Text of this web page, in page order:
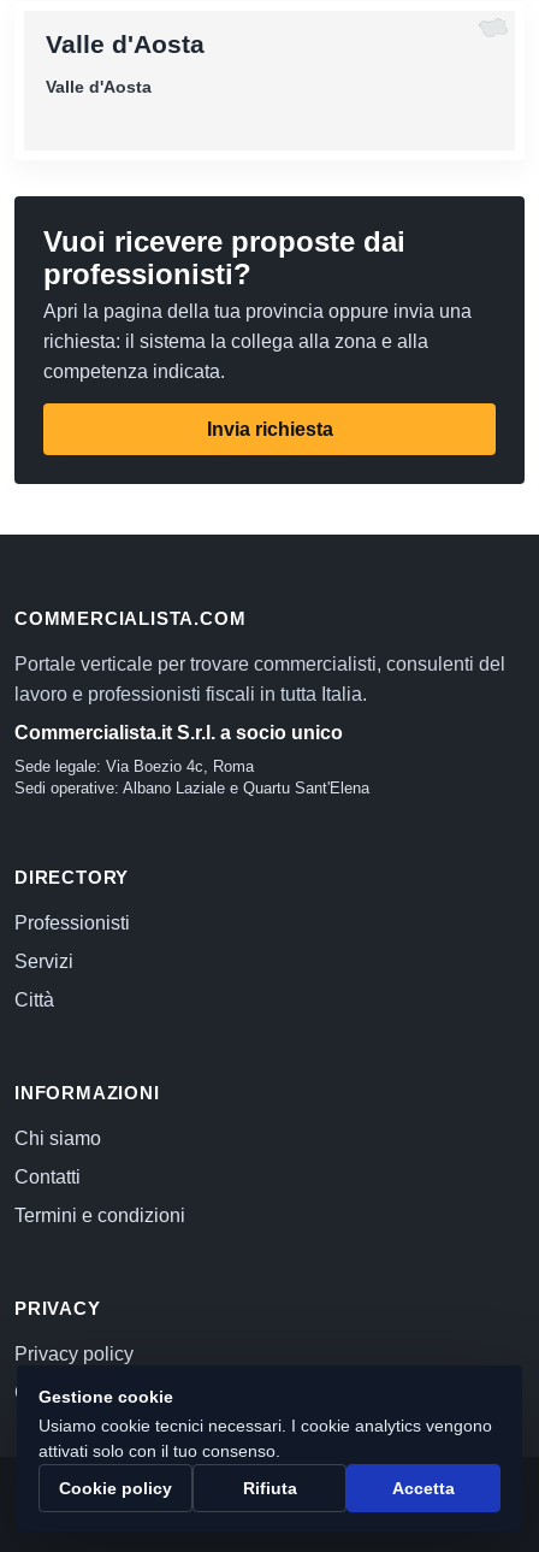
Valle d'Aosta
Valle d'Aosta
Vuoi ricevere proposte dai
professionisti?
Apri la pagina della tua provincia oppure invia una
richiesta: il sistema la collega alla zona e alla
competenza indicata.
Invia richiesta
COMMERCIALISTA.COM
Portale verticale per trovare commercialisti, consulenti del
lavoro e professionisti fiscali in tutta Italia.
Commercialista.it S.r.l. a socio unico
Sede legale: Via Boezio 4c, Roma
Sedi operative: Albano Laziale e Quartu Sant'Elena
DIRECTORY
Professionisti
Servizi
Città
INFORMAZIONI
Chi siamo
Contatti
Termini e condizioni
PRIVACY
Privacy policy
Cookie policy
© 2026 Commercialista.com
C.F. e P.IVA 12059071006
Gestione cookie
Usiamo cookie tecnici necessari. I cookie analytics vengono
attivati solo con il tuo consenso.
Cookie policy
Rifiuta Accetta